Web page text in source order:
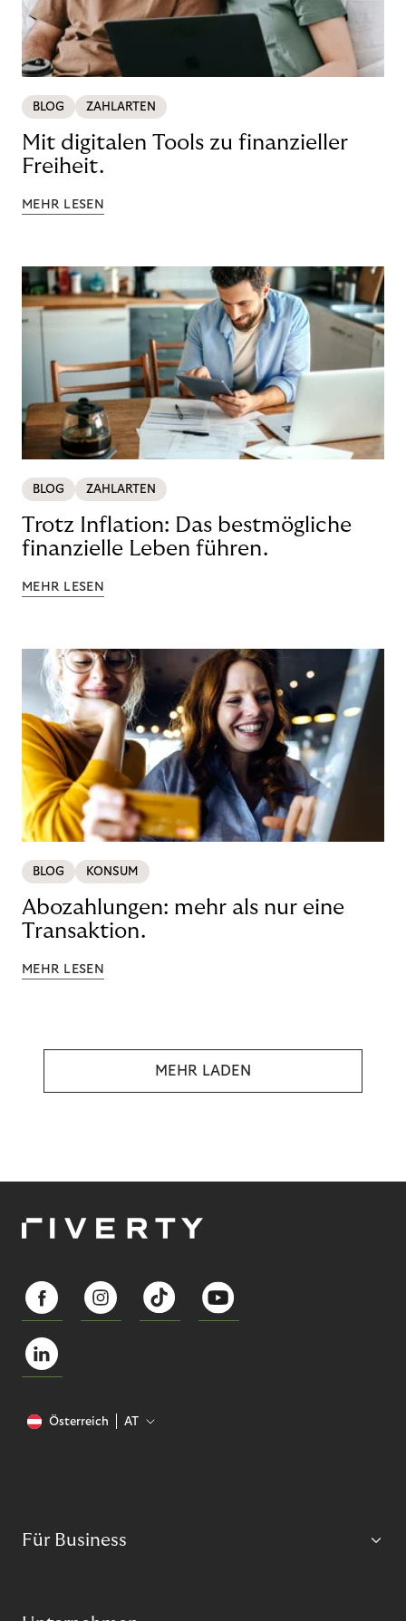
BLOG ZAHLARTEN
Mit digitalen Tools zu finanzieller
Freiheit.
MEHR LESEN
BLOG ZAHLARTEN
Trotz Inflation: Das bestmögliche
finanzielle Leben führen.
MEHR LESEN
BLOG KONSUM
Abozahlungen: mehr als nur eine
Transaktion.
MEHR LESEN
MEHR LADEN
Österreich AT
Für Business